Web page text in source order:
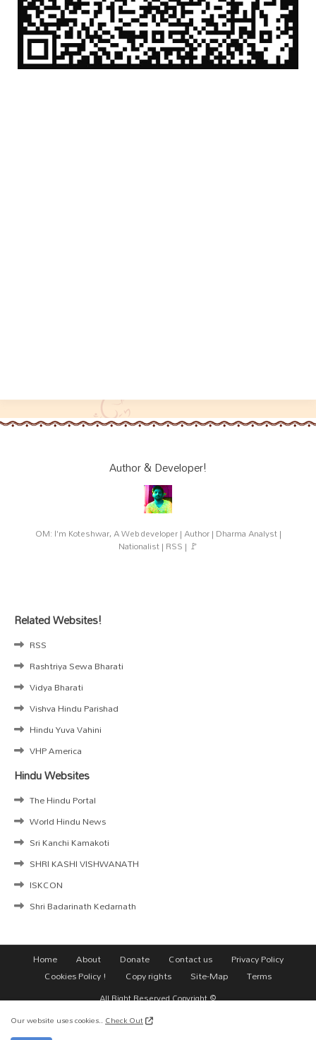
Author & Developer!
OM: I'm Koteshwar, A Web developer | Author | Dharma Analyst |
Nationalist | RSS | 🚩
Related Websites!
RSS
Rashtriya Sewa Bharati
Vidya Bharati
Vishva Hindu Parishad
Hindu Yuva Vahini
VHP America
Hindu Websites
The Hindu Portal
World Hindu News
Sri Kanchi Kamakoti
SHRI KASHI VISHWANATH
ISKCON
Shri Badarinath Kedarnath
Home About Donate Contact us
Privacy Policy
Cookies Policy !
Copy rights Site-Map Terms
All Right Reserved Copyright ©
Our website uses cookies..Check Out